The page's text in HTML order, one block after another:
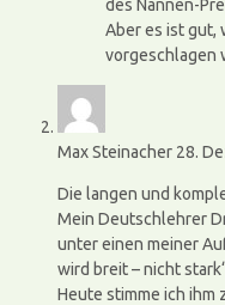
des Nannen-
Aber es ist gut,
vorgeschlagen
Max Steinacher 28.
Die langen und
Mein Deutschlehrer
unter einen meiner
wird breit – nicht
Heute stimme ich ihm